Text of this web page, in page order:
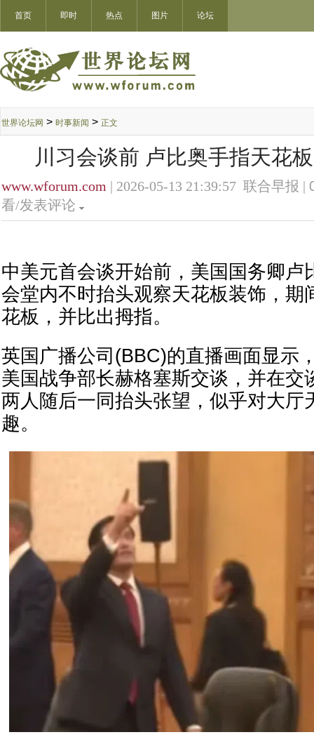
首页 即时 热点 图片 论坛
世界论坛网 > 时事新闻 > 正文
川习会谈前 卢比奥手指天花
www.wforum.com | 2026-05-13 21:39:57 联合早报 |
看/发表评论
中美元首会谈开始前，美国国务卿卢
会堂内不时抬头观察天花板装饰，期
花板，并比出拇指。
英国广播公司(BBC)的直播画面显示
美国战争部长赫格塞斯交谈，并在交
两人随后一同抬头张望，似乎对大厅
趣。